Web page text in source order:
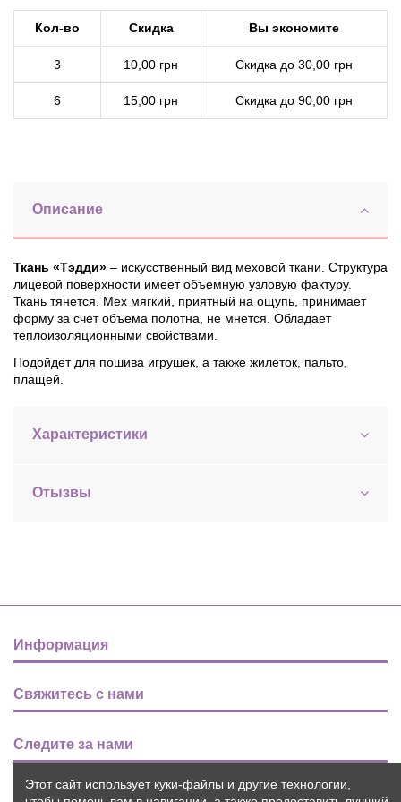
Кол-во Скидка Вы экономите
3 10,00 грн Скидка до 30,00 грн
6 15,00 грн Скидка до 90,00 грн
Описание
Ткань «Тэдди» – искусственный вид меховой ткани. Структура
лицевой поверхности имеет объемную узловую фактуру.
Ткань тянется. Мех мягкий, приятный на ощупь, принимает
форму за счет объема полотна, не мнется. Обладает
теплоизоляционными свойствами.
Подойдет для пошива игрушек, а также жилеток, пальто,
плащей.
Характеристики
Отызвы
Информация
Свяжитесь с нами
Следите за нами
Новости
Этот сайт использует куки-файлы и другие технологии,